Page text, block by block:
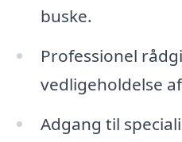
buske.
Professionel
vedligeholdelse
Adgang til